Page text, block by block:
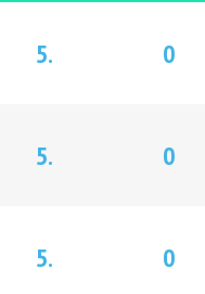
5. 0
5. 0
5. 0